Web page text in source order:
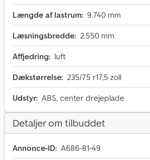
Længde af lastrum: 9.740 mm
Læsningsbredde: 2.550 mm
Affjedring: luft
Dækstørrelse: 235/75 r17,5 zoll
Udstyr: ABS, center drejeplade
Detaljer om tilbuddet
Annonce-ID: A686-81-49